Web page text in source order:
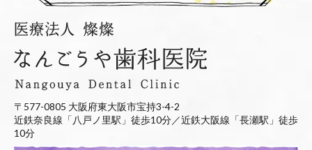
〒577-0805 大阪府東大阪市宝持3-4-2
近鉄奈良線「八戸ノ里駅」徒歩10分／近鉄大阪線「長瀬駅」徒歩
10分